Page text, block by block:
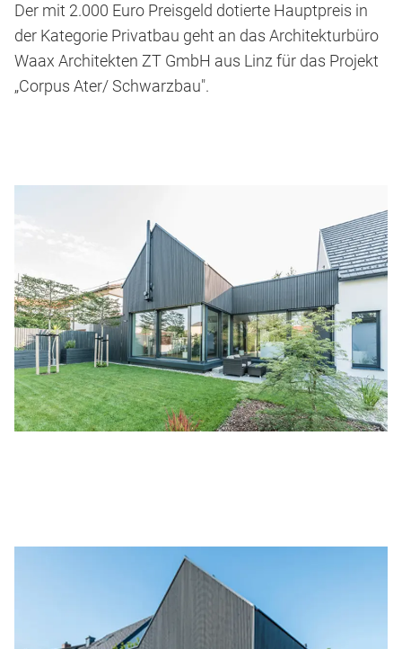
Der mit 2.000 Euro Preisgeld dotierte Hauptpreis in
der Kategorie Privatbau geht an das Architekturbüro
Waax Architekten ZT GmbH aus Linz für das Projekt
„Corpus Ater/ Schwarzbau".